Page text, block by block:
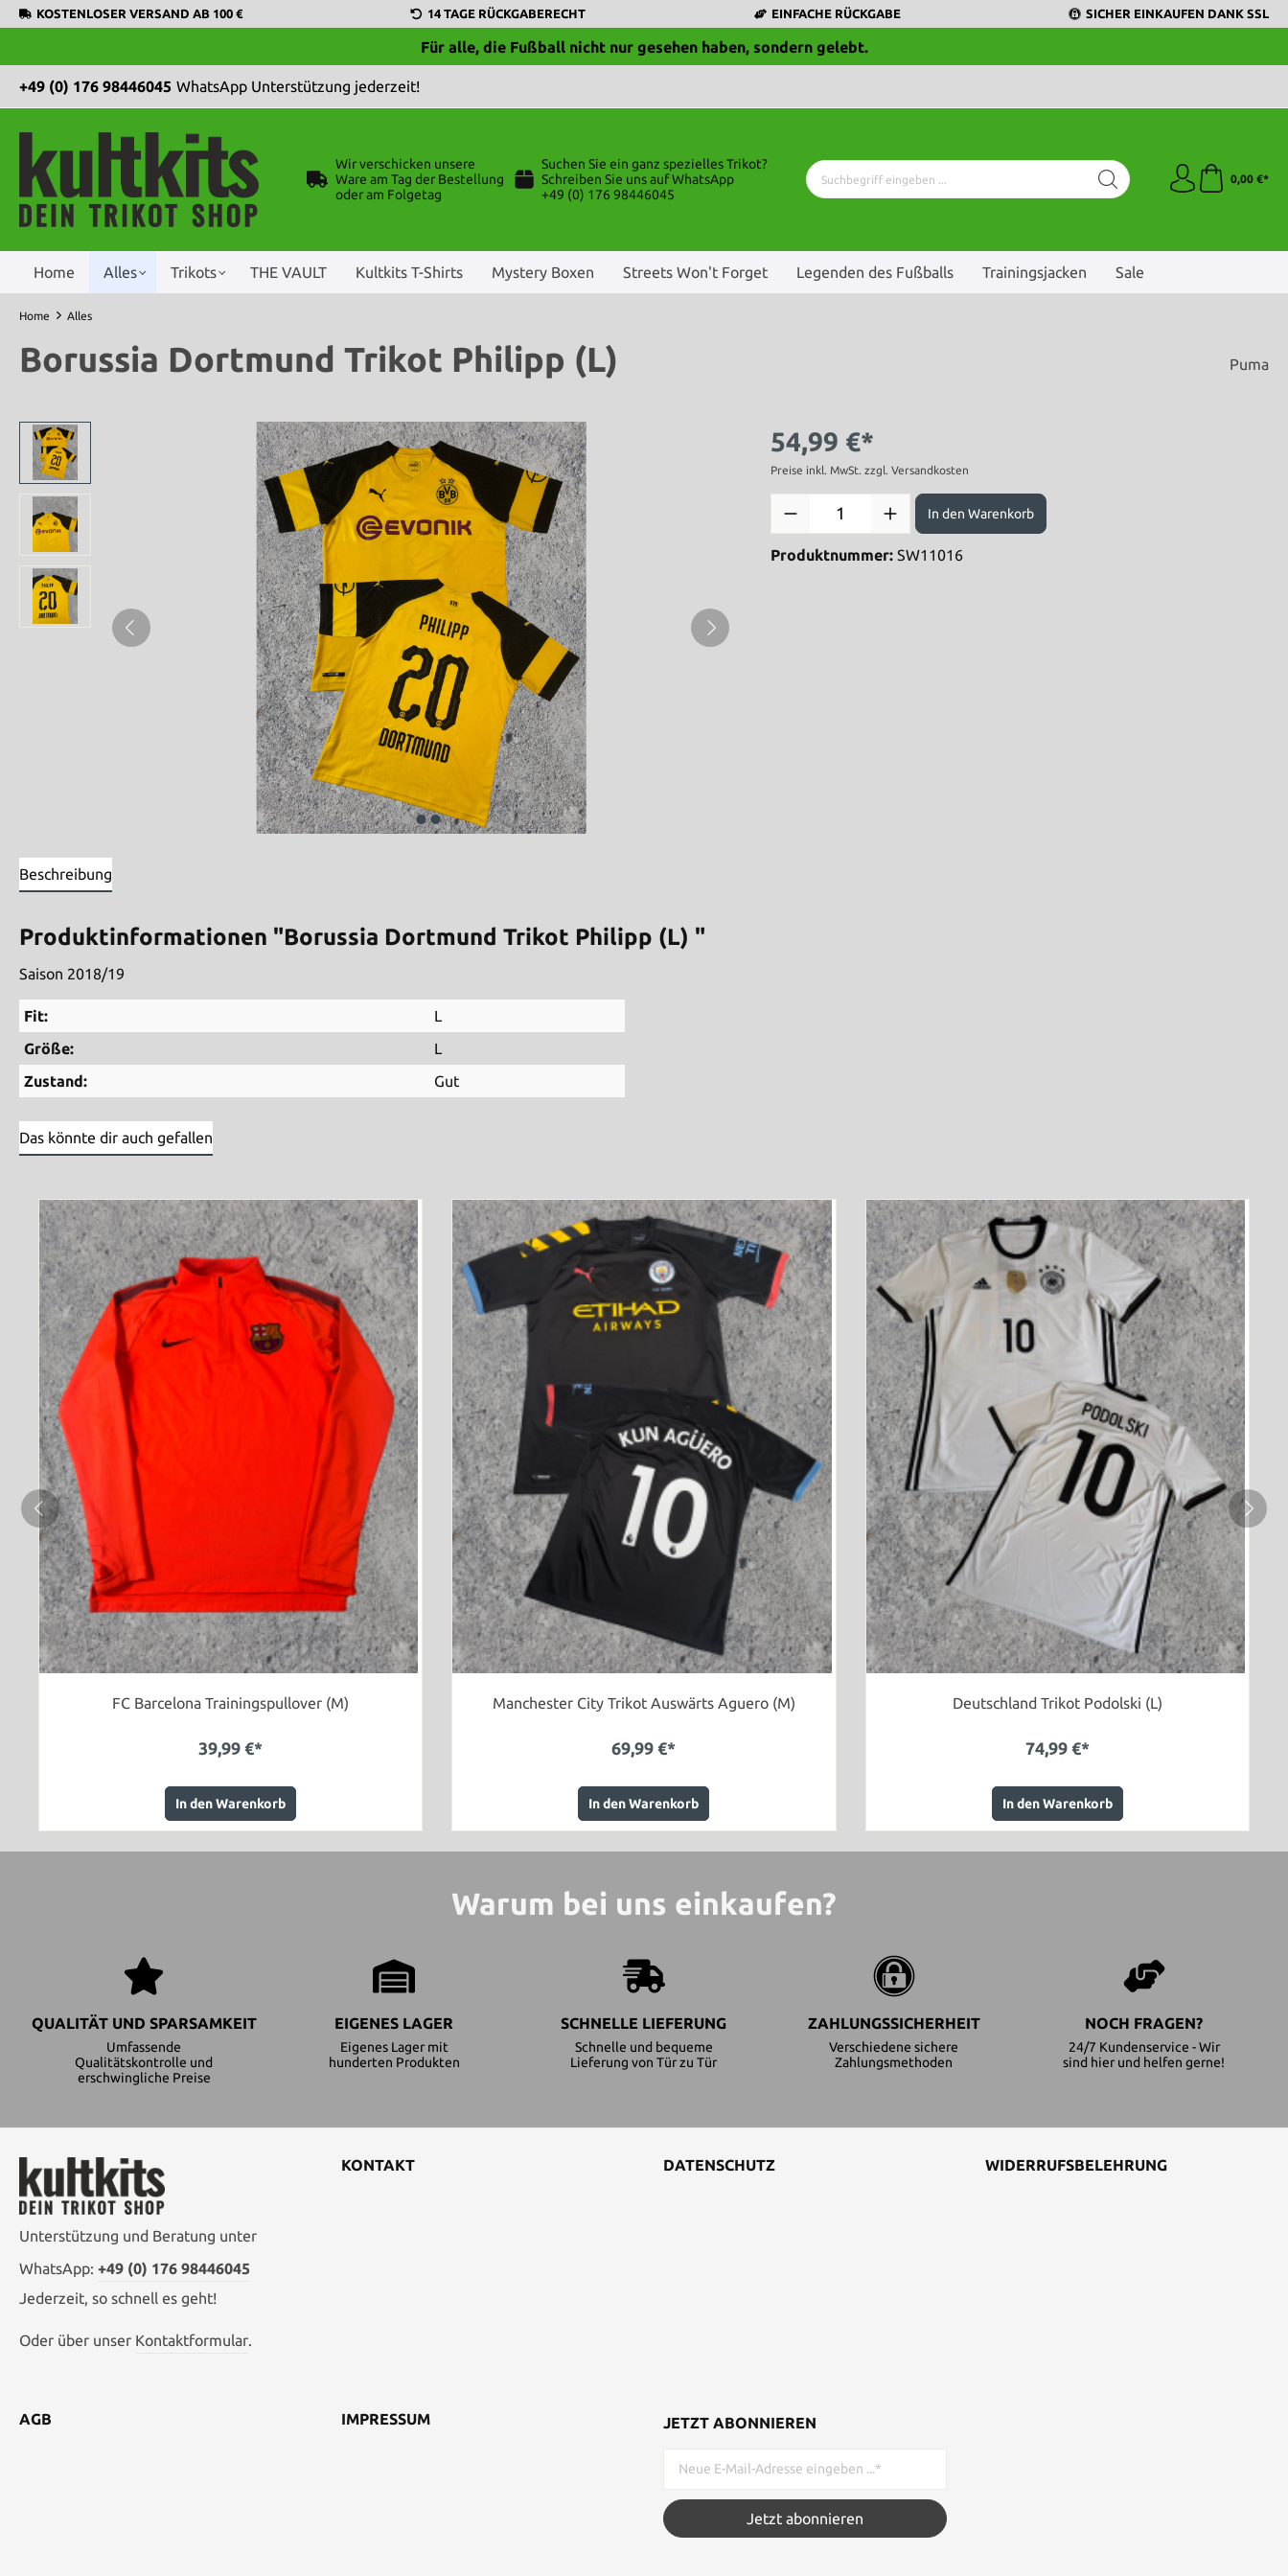
KOSTENLOSER VERSAND AB 100 € 14 TAGE RÜCKGABERECHT EINFACHE RÜCKGABE SICHER EINKAUFEN DANK SSL
Für alle, die Fußball nicht nur gesehen haben, sondern gelebt.
+49 (0) 176 98446045 WhatsApp Unterstützung jederzeit!
Wir verschicken unsere
Ware am Tag der Bestellung
oder am Folgetag
Suchen Sie ein ganz spezielles Trikot?
Schreiben Sie uns auf WhatsApp
+49 (0) 176 98446045
0,00 €*
Home Alles Trikots THE VAULT Kultkits T-Shirts Mystery Boxen Streets Won't Forget Legenden des Fußballs Trainingsjacken Sale
Home Alles
Borussia Dortmund Trikot Philipp (L) Puma
54,99 €*
Preise inkl. MwSt. zzgl. Versandkosten
In den Warenkorb
Produktnummer: SW11016
Beschreibung
Produktinformationen "Borussia Dortmund Trikot Philipp (L) "
Saison 2018/19
Fit:
L
Größe:
L
Zustand:
Gut
Das könnte dir auch gefallen
FC Barcelona Trainingspullover (M)
39,99 €*
In den Warenkorb
Manchester City Trikot Auswärts Aguero (M)
69,99 €*
In den Warenkorb
Deutschland Trikot Podolski (L)
74,99 €*
In den Warenkorb
Warum bei uns einkaufen?
QUALITÄT UND SPARSAMKEIT
Umfassende
Qualitätskontrolle und
erschwingliche Preise
EIGENES LAGER
Eigenes Lager mit
hunderten Produkten
SCHNELLE LIEFERUNG
Schnelle und bequeme
Lieferung von Tür zu Tür
ZAHLUNGSSICHERHEIT
Verschiedene sichere
Zahlungsmethoden
NOCH FRAGEN?
24/7 Kundenservice - Wir
sind hier und helfen gerne!
Unterstützung und Beratung unter
WhatsApp: +49 (0) 176 98446045
Jederzeit, so schnell es geht!
Oder über unser Kontaktformular.
KONTAKT DATENSCHUTZ WIDERRUFSBELEHRUNG
AGB IMPRESSUM JETZT ABONNIEREN
Jetzt abonnieren